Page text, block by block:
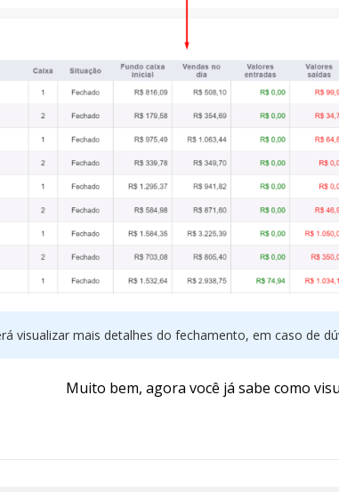
visualizar mais detalhes do fechamento, em caso de
Muito bem, agora você já sabe como